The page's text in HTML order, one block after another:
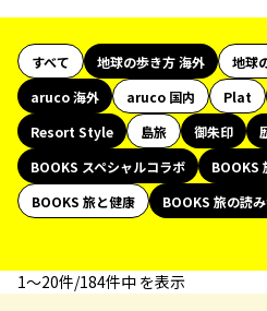
すべて 地球の歩き方 海外
地球
aruco 海外
aruco 国内 Plat
Resort Style
島旅 御朱印
BOOKS スペシャルコラボ
BOOKS
BOOKS 旅と健康
BOOKS 旅の読
1〜20件/184件中 を表示